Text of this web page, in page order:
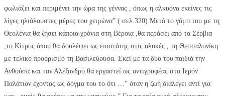
φωλιάζει και περιμένει την ώρα της γέννας , όπως η αλκυόνα εκείνες τις
λίγες ηλιόλουστες μέρες του χειμώνα” ( σελ.320) Μετά το γάμο του με τη
Θεολένια θα ζήσει κάποια χρόνια στη Βέροια ,θα περάσει από τα Σέρβια
,το Κίτρος όπου θα δουλέψει ως επιστάτης στις αλυκές , τη Θεσσαλονίκη
με τελικό προορισμό τη Βασιλεύουσα. Εκεί με τα δύο του παιδιά την
Ανθούσα και τον Αλέξανδρο θα εργαστεί ως αντιγραφέας στο Ιερόν
Παλάτιον έχοντας ως δόγμα του το ότι …” όταν η ζωή διαλέγει αντί για